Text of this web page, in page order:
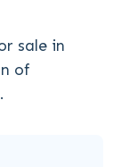
sale in
of